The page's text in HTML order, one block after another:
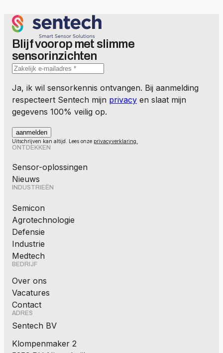
Blijf voorop met slimme
sensorinzichten
Ja, ik wil sensorkennis ontvangen. Bij aanmelding
respecteert Sentech mijn privacy en slaat mijn
gegevens 100% veilig op.
Uitschrijven kan altijd. Lees onze privacyverklaring.
ONTDEKKEN
Sensor-oplossingen
Nieuws
INDUSTRIEËN
Semicon
Agrotechnologie
Defensie
Industrie
Medtech
BEDRIJF
Over ons
Vacatures
Contact
ADRES
Sentech BV
Klompenmaker 2